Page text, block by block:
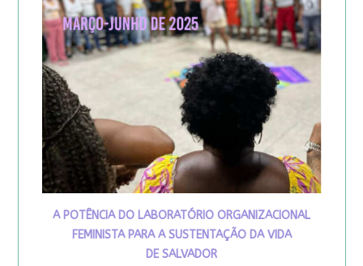
A POTÊNCIA DO LABORATÓRIO ORGANIZACIONAL
FEMINISTA PARA A SUSTENTAÇÃO DA VIDA
DE SALVADOR